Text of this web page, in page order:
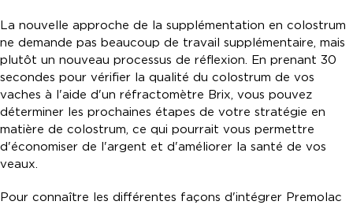
La nouvelle approche de la supplémentation en colostrum
ne demande pas beaucoup de travail supplémentaire, mais
plutôt un nouveau processus de réflexion. En prenant 30
secondes pour vérifier la qualité du colostrum de vos
vaches à l'aide d'un réfractomètre Brix, vous pouvez
déterminer les prochaines étapes de votre stratégie en
matière de colostrum, ce qui pourrait vous permettre
d'économiser de l'argent et d'améliorer la santé de vos
veaux.
Pour connaître les différentes façons d'intégrer Premolac